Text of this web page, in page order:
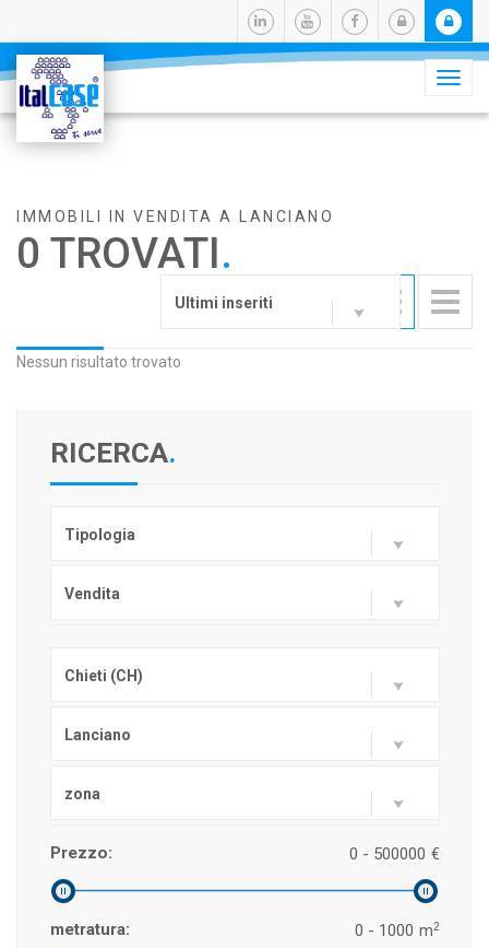
IMMOBILI IN VENDITA A LANCIANO
0 TROVATI.
Ultimi inseriti
Nessun risultato trovato
RICERCA.
Tipologia
Vendita
Chieti (CH)
Lanciano
zona
Prezzo: €
0 - 500000
metratura: m2
0 - 1000